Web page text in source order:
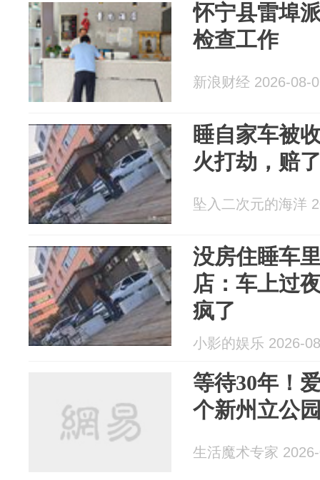
怀宁县雷埠
检查工作
新浪财经 2026-08-
睡自家车被
火打劫，赔
坠入二次元的海洋
没房住睡车
店：车上过
疯了
小影的娱乐 2026-
等待30年！
个新州立公
生活魔术专家